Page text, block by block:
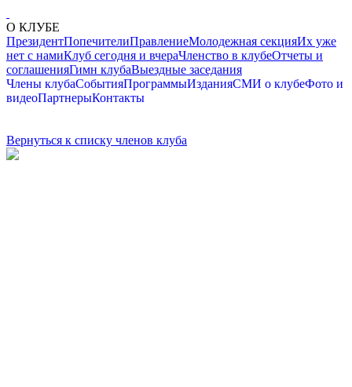
О КЛУБЕ
ПрезидентПопечителиПравлениеМолодежная секцияИх уже
нет с намиКлуб сегодня и вчераЧленство в клубеОтчеты и
соглашенияГимн клубаВыездные заседания
Члены клубаСобытияПрограммыИзданияСМИ о клубеФото и
видеоПартнерыКонтакты
Вернуться к списку членов клуба